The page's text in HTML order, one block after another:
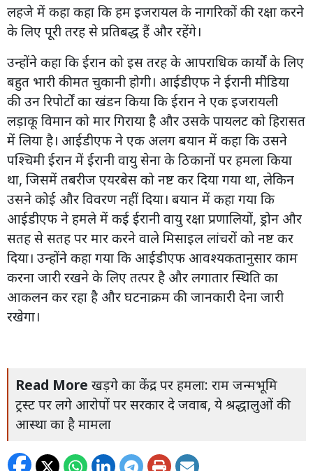
लहजे में कहा कहा कि हम इजरायल के नागरिकों की रक्षा करने
के लिए पूरी तरह से प्रतिबद्ध हैं और रहेंगे।
उन्होंने कहा कि ईरान को इस तरह के आपराधिक कार्यों के लिए
बहुत भारी कीमत चुकानी होगी। आईडीएफ ने ईरानी मीडिया
की उन रिपोर्टों का खंडन किया कि ईरान ने एक इजरायली
लड़ाकू विमान को मार गिराया है और उसके पायलट को हिरासत
में लिया है। आईडीएफ ने एक अलग बयान में कहा कि उसने
पश्चिमी ईरान में ईरानी वायु सेना के ठिकानों पर हमला किया
था, जिसमें तबरीज एयरबेस को नष्ट कर दिया गया था, लेकिन
उसने कोई और विवरण नहीं दिया। बयान में कहा गया कि
आईडीएफ ने हमले में कई ईरानी वायु रक्षा प्रणालियों, ड्रोन और
सतह से सतह पर मार करने वाले मिसाइल लांचरों को नष्ट कर
दिया। उन्होंने कहा गया कि आईडीएफ आवश्यकतानुसार काम
करना जारी रखने के लिए तत्पर है और लगातार स्थिति का
आकलन कर रहा है और घटनाक्रम की जानकारी देना जारी
रखेगा।
Read More खड़गे का केंद्र पर हमला: राम जन्मभूमि
ट्रस्ट पर लगे आरोपों पर सरकार दे जवाब, ये श्रद्धालुओं की
आस्था का है मामला